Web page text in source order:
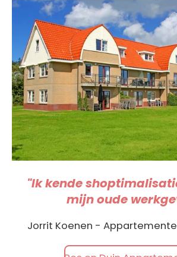
"Ik kende
mijn oude
Jorrit Koenen -